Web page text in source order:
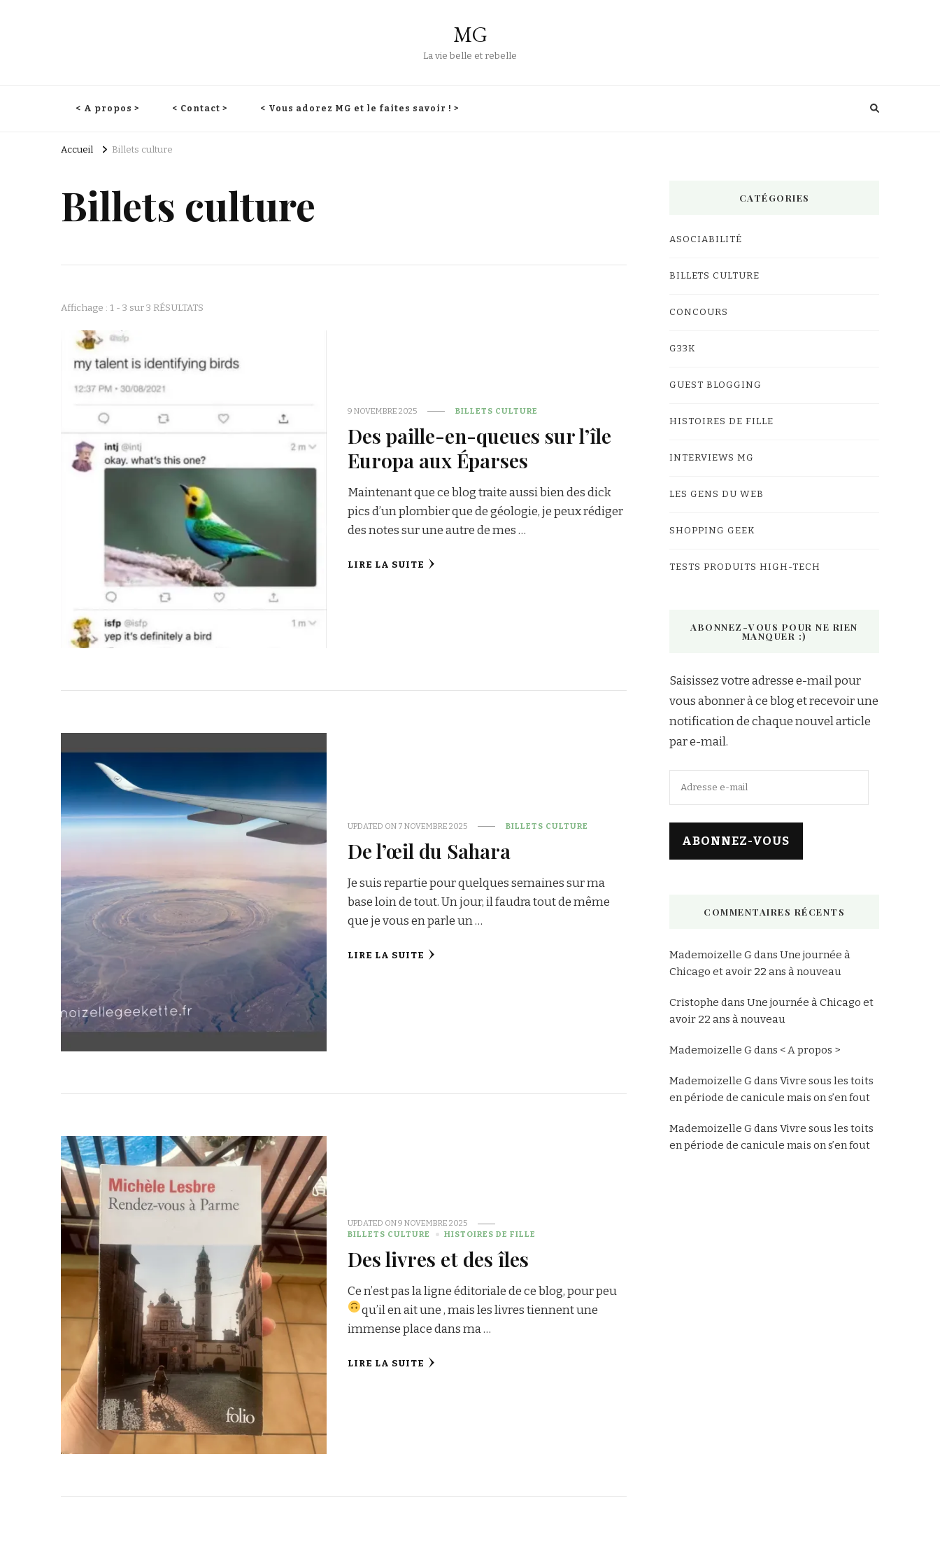
MG
La vie belle et rebelle
< A propos > < Contact > < Vous adorez MG et le faites savoir ! >
Accueil Billets culture
Billets culture
Affichage : 1 - 3 sur 3 RÉSULTATS
9 NOVEMBRE 2025 BILLETS CULTURE
Des paille-en-queues sur l’île
Europa aux Éparses
Maintenant que ce blog traite aussi bien des dick
pics d’un plombier que de géologie, je peux rédiger
des notes sur une autre de mes …
LIRE LA SUITE
UPDATED ON 7 NOVEMBRE 2025 BILLETS CULTURE
De l’œil du Sahara
Je suis repartie pour quelques semaines sur ma
base loin de tout. Un jour, il faudra tout de même
que je vous en parle un …
LIRE LA SUITE
UPDATED ON9 NOVEMBRE 2025
BILLETS CULTURE
HISTOIRES DE FILLE
Des livres et des îles
Ce n’est pas la ligne éditoriale de ce blog, pour peu
qu’il en ait une, mais les livres tiennent une
immense place dans ma …
LIRE LA SUITE
CATÉGORIES
ASOCIABILITÉ
BILLETS CULTURE
CONCOURS
G33K
GUEST BLOGGING
HISTOIRES DE FILLE
INTERVIEWS MG
LES GENS DU WEB
SHOPPING GEEK
TESTS PRODUITS HIGH-TECH
ABONNEZ-VOUS POUR NE RIEN
MANQUER :)
Saisissez votre adresse e-mail pour
vous abonner à ce blog et recevoir une
notification de chaque nouvel article
par e-mail.
mail
ABONNEZ-VOUS
COMMENTAIRES RÉCENTS
Mademoizelle Gdans Une journée à
Chicago et avoir 22 ans à nouveau
Cristophe dans Une journée à Chicago et
avoir 22 ans à nouveau
Mademoizelle Gdans < A propos >
Mademoizelle Gdans Vivre sous les toits
en période de canicule mais on s’en fout
Mademoizelle Gdans Vivre sous les toits
en période de canicule mais on s’en fout